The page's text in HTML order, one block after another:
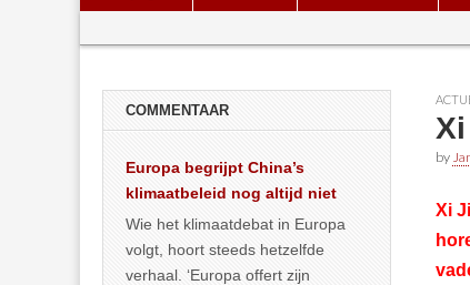
menu
menu
by
Xi
COMMENTAAR
Europa begrijpt China’s
klimaatbeleid nog altijd niet
Wie het klimaatdebat in Europa
volgt, hoort steeds hetzelfde
verhaal. ‘Europa offert zijn